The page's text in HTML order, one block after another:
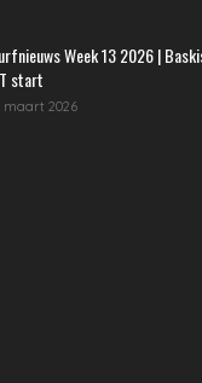
Week 13 2026 |
start
maart 2026